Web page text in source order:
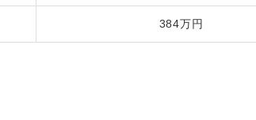
384万円